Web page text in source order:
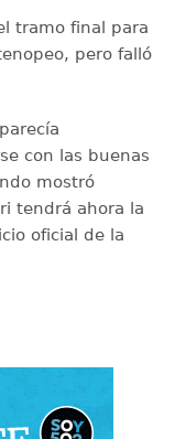
tramo final para
pero falló
con las buenas
mostró
tendrá ahora la
oficial de la